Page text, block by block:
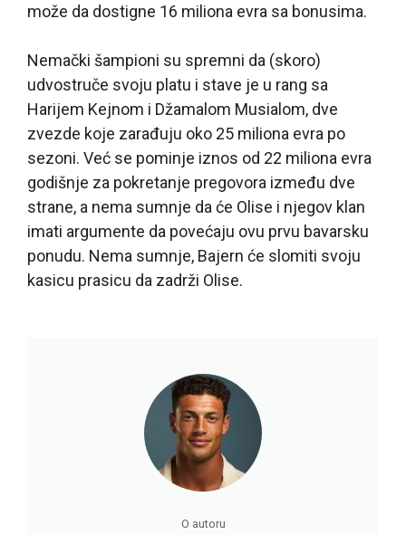
može da dostigne 16 miliona evra sa bonusima.
Nemački šampioni su spremni da (skoro)
udvostruče svoju platu i stave je u rang sa
Harijem Kejnom i Džamalom Musialom, dve
zvezde koje zarađuju oko 25 miliona evra po
sezoni. Već se pominje iznos od 22 miliona evra
godišnje za pokretanje pregovora između dve
strane, a nema sumnje da će Olise i njegov klan
imati argumente da povećaju ovu prvu bavarsku
ponudu. Nema sumnje, Bajern će slomiti svoju
kasicu prasicu da zadrži Olise.
O autoru